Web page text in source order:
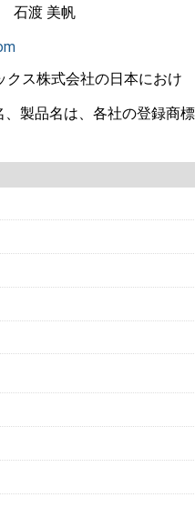
石渡 美帆
ス株式会社の日本におけ
製品名は、各社の登録商標